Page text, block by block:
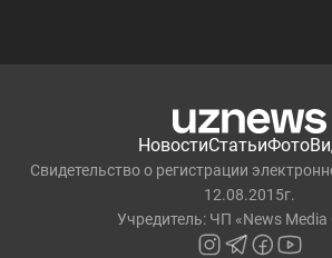
НовостиСтатьиФото
Свидетельство о регистрации
12.08.2015г.
Учредитель: ЧП «News Media